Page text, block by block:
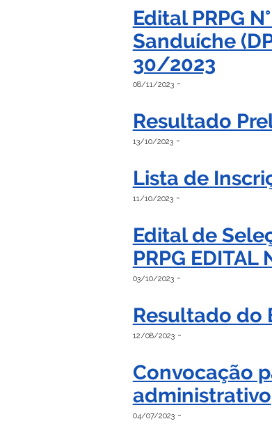
Edital PRPG
Sanduíche
30/2023
08/11/2023-
Resultado
13/10/2023-
Lista de
11/10/2023-
Edital de
PRPG
03/10/2023-
Resultado do
12/08/2023-
Convocação
administrativo
04/07/2023-